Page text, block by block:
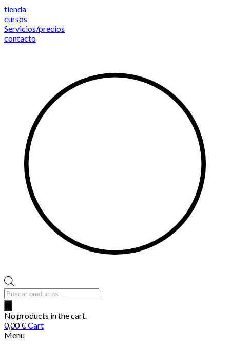
Saltar
al
contenido
tienda
cursos
Servicios/precios
contacto
Búsqueda
de
productos
No products in the cart.
0,00€Cart
Menu